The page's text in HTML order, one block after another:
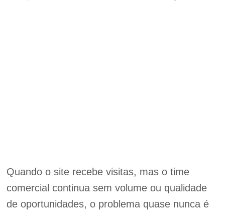
Quando o site recebe visitas, mas o time
comercial continua sem volume ou qualidade
de oportunidades, o problema quase nunca é